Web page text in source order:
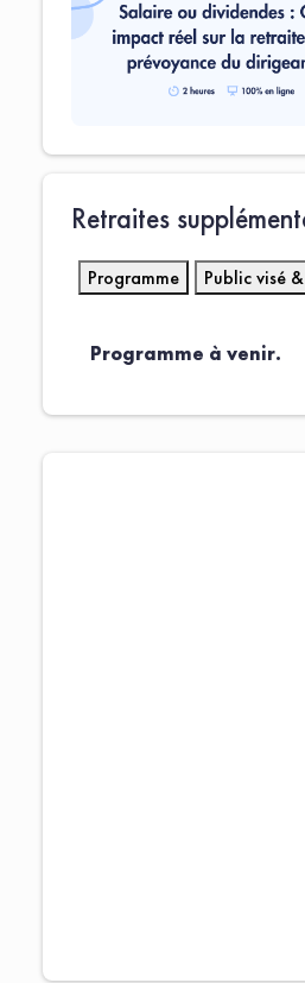
Retraites
Programme Public visé
Programme à venir.